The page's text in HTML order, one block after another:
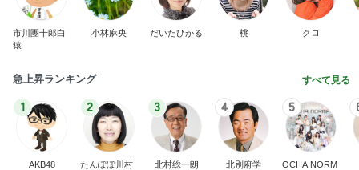
市川團十郎白
猿
小林麻央 だいたひかる 桃 クロ
急上昇ランキング すべて見る
1
AKB48
2
たんぽぽ川村
3
北村総一朗
4
北別府学
5
OCHA NORM